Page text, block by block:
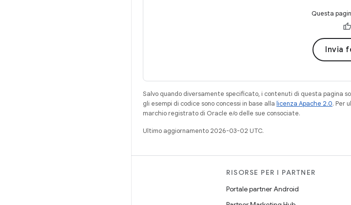
Questa
Invia
Salvo quando diversamente specificato, i contenuti di questa pagina
gli esempi di codice sono concessi in base alla licenza Apache 2.0. Per
marchio registrato di Oracle e/o delle sue consociate.
Ultimo aggiornamento 2026-03-02 UTC.
RISORSE PER I PARTNER
Portale partner Android